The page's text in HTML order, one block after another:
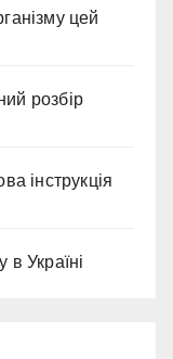
цей
розбір
інструкція
в Україні